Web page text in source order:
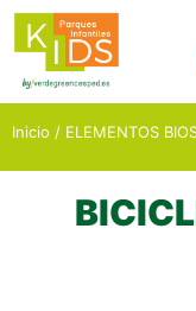
Inicio / ELEMENTOS